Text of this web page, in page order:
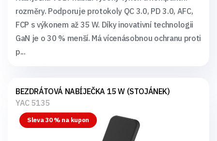
rozměry. Podporuje protokoly QC 3.0, PD 3.0, AFC,
FCP s výkonem až 35 W. Díky inovativní technologii
GaN je o 30 % menší. Má vícenásobnou ochranu proti
p...
BEZDRÁTOVÁ NABÍJEČKA 15 W (STOJÁNEK)
YAC 5135
Sleva 30 % na kupon